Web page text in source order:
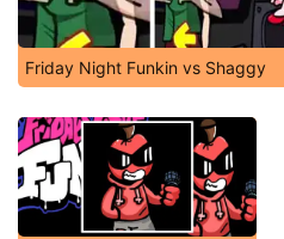
Friday Night Funkin vs Shaggy